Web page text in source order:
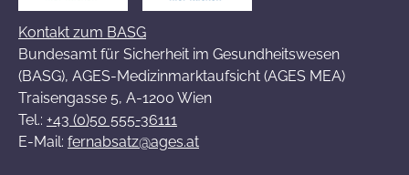
Kontakt zum BASG
Bundesamt für Sicherheit im Gesundheitswesen
(BASG), AGES-Medizinmarktaufsicht (AGES MEA)
Traisengasse 5, A-1200 Wien
Tel.: +43 (0)50 555-36111
E-Mail: fernabsatz@ages.at